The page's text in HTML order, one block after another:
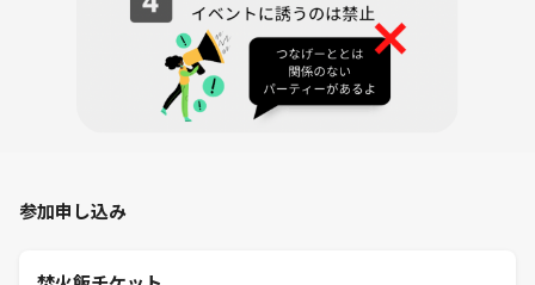
らいまでに開催可否の判断をいたします。
中止の場合は全額返金されます。
参加申し込み